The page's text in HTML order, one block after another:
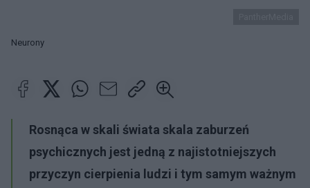
Neurony
Rosnąca w skali świata skala zaburzeń
psychicznych jest jedną z najistotniejszych
przyczyn cierpienia ludzi i tym samym ważnym